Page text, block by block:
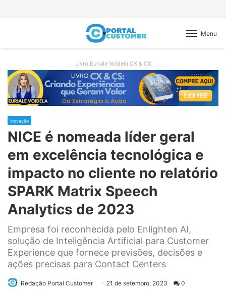
Menu
Livro Euriale Voidela CX & CS
Inovação
NICE é nomeada líder geral
em excelência tecnológica e
impacto no cliente no relatório
SPARK Matrix Speech
Analytics de 2023
Empresa foi reconhecida pelo Enlighten AI,
solução de Inteligência Artificial para Customer
Experience que fornece previsões, decisões e
ações precisas para Contact Centers
Redação Portal CustomerSend 21 de setembro, 2023 0